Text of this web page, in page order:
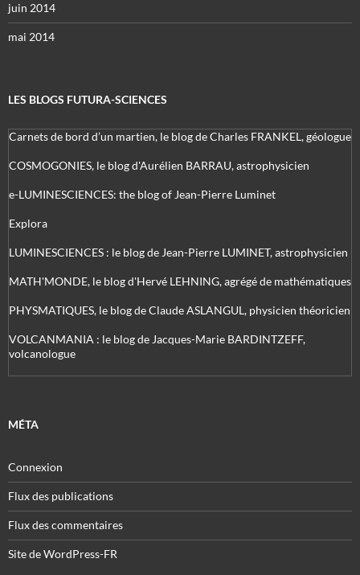
juin 2014
mai 2014
LES BLOGS FUTURA-SCIENCES
Carnets de bord d’un martien, le blog de Charles FRANKEL, géologue
COSMOGONIES, le blog d'Aurélien BARRAU, astrophysicien
e-LUMINESCIENCES: the blog of Jean-Pierre Luminet
Explora
LUMINESCIENCES : le blog de Jean-Pierre LUMINET, astrophysicien
MATH'MONDE, le blog d'Hervé LEHNING, agrégé de mathématiques
PHYSMATIQUES, le blog de Claude ASLANGUL, physicien théoricien
VOLCANMANIA : le blog de Jacques-Marie BARDINTZEFF,
volcanologue
MÉTA
Connexion
Flux des publications
Flux des commentaires
Site de WordPress-FR